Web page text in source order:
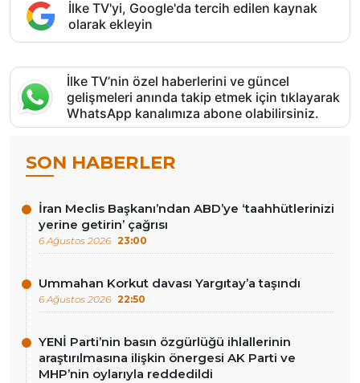
İlke TV'yi, Google'da tercih edilen kaynak
olarak ekleyin
İlke TV’nin özel haberlerini ve güncel
gelişmeleri anında takip etmek için tıklayarak
WhatsApp kanalımıza abone olabilirsiniz.
SON HABERLER
İran Meclis Başkanı’ndan ABD’ye ‘taahhütlerinizi
yerine getirin’ çağrısı
6 Ağustos 2026 23:00
Ummahan Korkut davası Yargıtay’a taşındı
6 Ağustos 2026 22:50
YENİ Parti’nin basın özgürlüğü ihlallerinin
araştırılmasına ilişkin önergesi AK Parti ve
MHP’nin oylarıyla reddedildi